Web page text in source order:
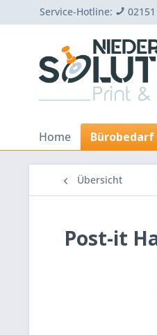
Service-Hotline:
Home Bürobedarf
Übersicht
Post-it